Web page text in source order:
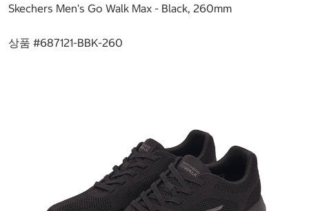
Skechers Men's Go Walk Max - Black, 260mm
상품 #687121-BBK-260